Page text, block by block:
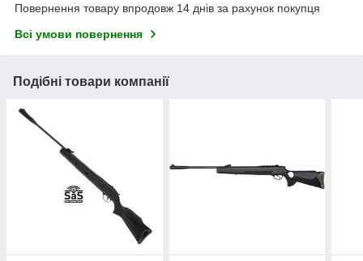
Повернення товару впродовж 14 днів за рахунок покупця
Всі умови повернення
Подібні товари компанії